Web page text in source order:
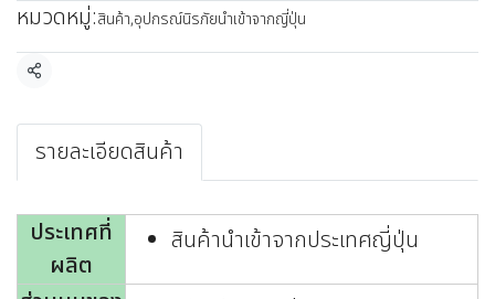
หมวดหมู่:สินค้า,อุปกรณ์นิรภัยนำเข้าจากญี่ปุ่น
แชร์
รายละเอียดสินค้า
ประเทศที่
ผลิต
สินค้านำเข้าจากประเทศญี่ปุ่น